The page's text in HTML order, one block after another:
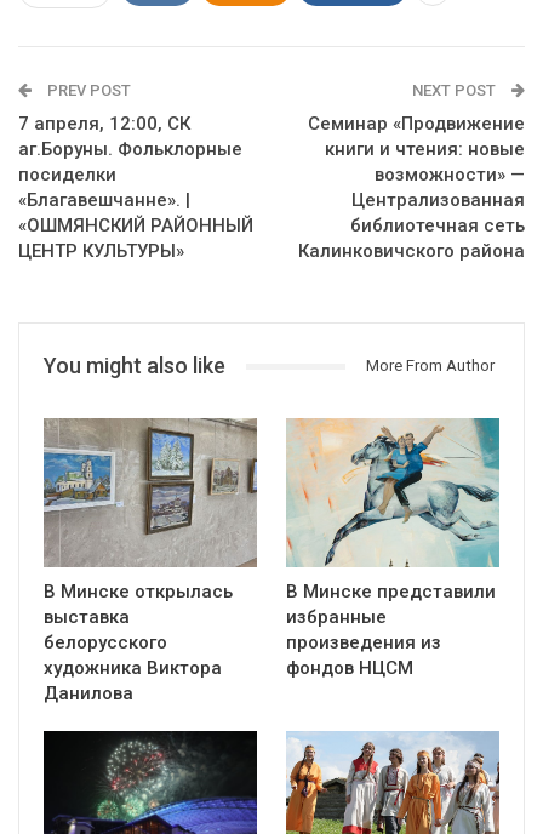
PREV POST
7 апреля, 12:00, СК
аг.Боруны. Фольклорные
посиделки
«Благавешчанне». |
«ОШМЯНСКИЙ РАЙОННЫЙ
ЦЕНТР КУЛЬТУРЫ»
NEXT POST
Семинар «Продвижение
книги и чтения: новые
возможности» —
Централизованная
библиотечная сеть
Калинковичского района
You might also like More From Author
В Минске открылась
выставка
белорусского
художника Виктора
Данилова
В Минске представили
избранные
произведения из
фондов НЦСМ